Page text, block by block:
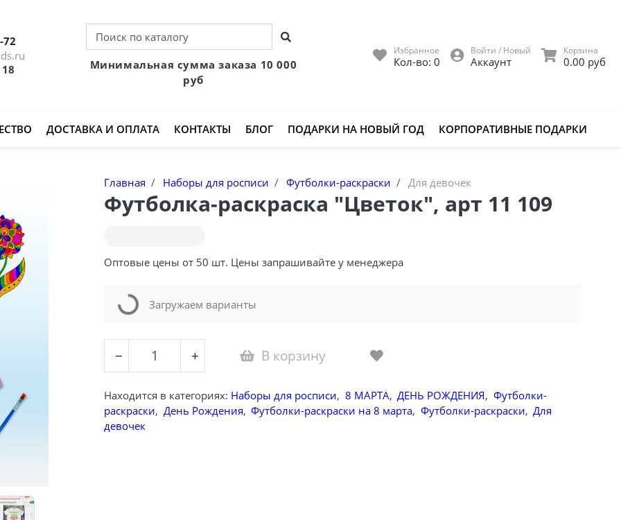
72
Минимальная сумма заказа 10 000
руб
Избранное
Кол-во: 0
Войти / Новый
Аккаунт
Корзина
0.00 руб
ДОСТАВКА И ОПЛАТА КОНТАКТЫ БЛОГ ПОДАРКИ НА НОВЫЙ ГОД КОРПОРАТИВНЫЕ ПОДАРКИ
Главная Наборы для росписи Футболки-раскраски Для девочек
Футболка-раскраска "Цветок", арт 11 109
Оптовые цены от 50 шт. Цены запрашивайте у менеджера
Loading... Загружаем варианты
− + В корзину
Находится в категориях: Наборы для росписи, 8 МАРТА, ДЕНЬ РОЖДЕНИЯ, Футболки-
раскраски, День Рождения, Футболки-раскраски на 8 марта, Футболки-раскраски, Для
девочек